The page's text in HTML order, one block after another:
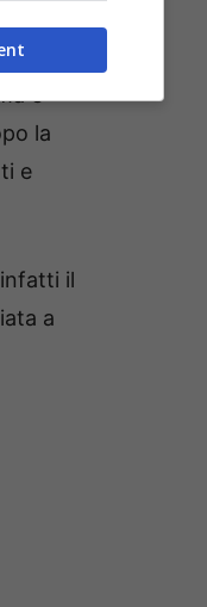
è
la
e
il
a